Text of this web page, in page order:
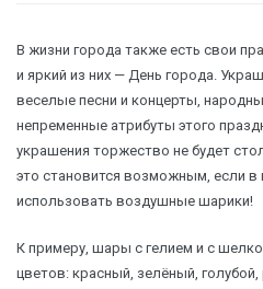
В жизни города также есть свои
и яркий из них — День города.
веселые песни и концерты,
непременные атрибуты этого
украшения торжество не будет
это становится возможным, если в
использовать воздушные шарики!
К примеру, шары с гелием и с
цветов: красный, зелёный,